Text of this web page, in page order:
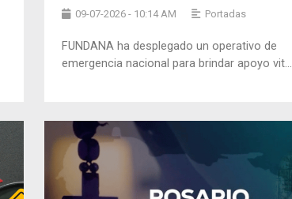
09-07-2026 - 10:14 AM Portadas
FUNDANA ha desplegado un operativo de
emergencia nacional para brindar apoyo vit...